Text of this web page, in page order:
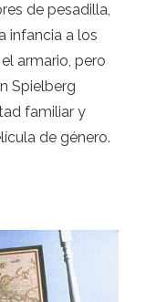
de pesadilla,
infancia a los
armario, pero
Spielberg
familiar y
de género.